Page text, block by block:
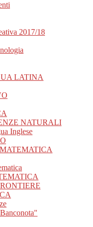
2017/18
LATINA
NATURALI
Inglese